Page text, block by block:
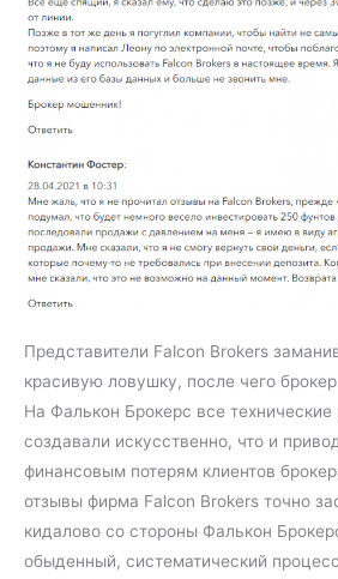
Представители Falcon Brokers
красивую ловушку, после чего
На Фалькон Брокерс все
создавали искусственно, что и
финансовым потерям клиентов
отзывы фирма Falcon Brokers точно
кидалово со стороны Фалькон
обыденный, систематический